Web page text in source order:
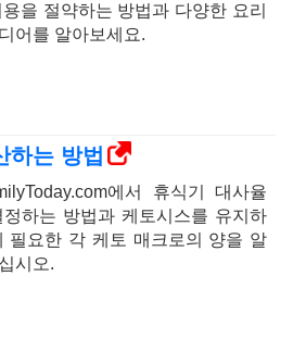
용을 절약하는 방법과 다양한 요리
어를 알아보세요.
하는 방법
에서 휴식기 대사율
정하는 방법과 케토시스를 유지하
필요한 각 케토 매크로의 양을 알
시오.